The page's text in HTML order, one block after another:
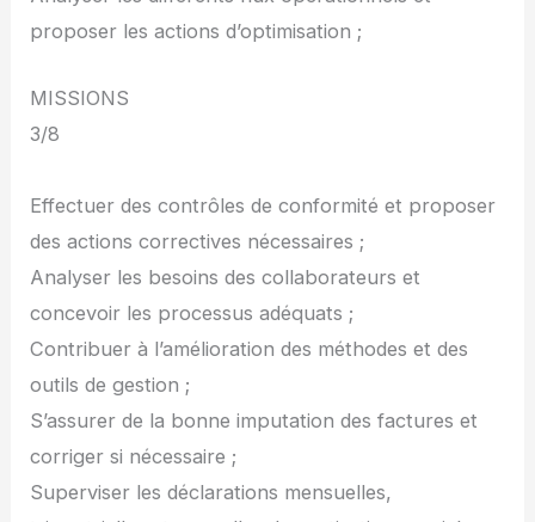
proposer les actions d’optimisation ;
MISSIONS
3/8
Effectuer des contrôles de conformité et proposer
des actions correctives nécessaires ;
Analyser les besoins des collaborateurs et
concevoir les processus adéquats ;
Contribuer à l’amélioration des méthodes et des
outils de gestion ;
S’assurer de la bonne imputation des factures et
corriger si nécessaire ;
Superviser les déclarations mensuelles,